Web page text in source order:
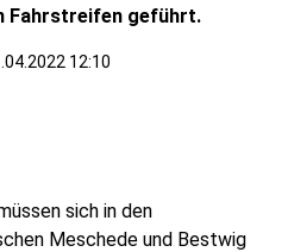
Fahrstreifen geführt.
12:10
sich in den
Meschede und Bestwig